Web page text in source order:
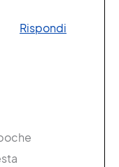
Rispondi